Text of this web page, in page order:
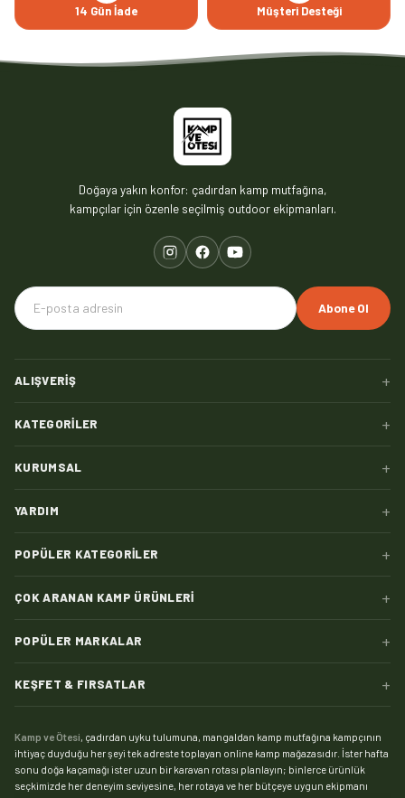
14 Gün İade Müşteri Desteği
Doğaya yakın konfor: çadırdan kamp mutfağına,
kampçılar için özenle seçilmiş outdoor ekipmanları.
Abone Ol
ALIŞVERIŞ +
KATEGORILER +
KURUMSAL +
YARDIM +
POPÜLER KATEGORILER +
ÇOK ARANAN KAMP ÜRÜNLERI +
POPÜLER MARKALAR +
KEŞFET & FIRSATLAR +
Kamp ve Ötesi , çadırdan uyku tulumuna, mangaldan kamp mutfağına kampçının
ihtiyaç duyduğu her şeyi tek adreste toplayan online kamp mağazasıdır. İster hafta
sonu doğa kaçamağı ister uzun bir karavan rotası planlayın; binlerce ürünlük
seçkimizde her deneyim seviyesine, her rotaya ve her bütçeye uygun ekipmanı